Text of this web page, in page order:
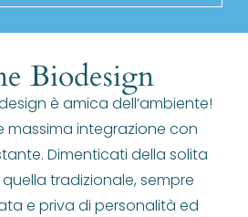
Biodesign
è amica dell’ambiente!
massima integrazione con
Dimenticati della solita
tradizionale, sempre
e priva di personalità ed